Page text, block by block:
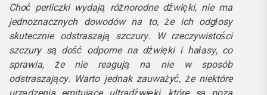
Choć perliczki wydają różnorodne dźwięki, nie ma
jednoznacznych dowodów na to, że ich odgłosy
skutecznie odstraszają szczury. W rzeczywistości
szczury są dość odporne na dźwięki i hałasy, co
sprawia, że nie reagują na nie w sposób
odstraszający. Warto jednak zauważyć, że niektóre